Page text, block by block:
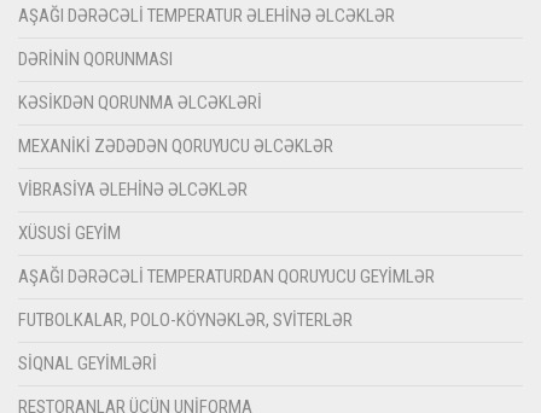
AŞAĞI DƏRƏCƏLI TEMPERATUR ƏLEHINƏ ƏLCƏKLƏR
DƏRININ QORUNMASI
KƏSIKDƏN QORUNMA ƏLCƏKLƏRI
MEXANIKI ZƏDƏDƏN QORUYUCU ƏLCƏKLƏR
VIBRASIYA ƏLEHINƏ ƏLCƏKLƏR
XÜSUSI GEYIM
AŞAĞI DƏRƏCƏLI TEMPERATURDAN QORUYUCU GEYIMLƏR
FUTBOLKALAR, POLO-KÖYNƏKLƏR, SVITERLƏR
SIQNAL GEYIMLƏRI
RESTORANLAR ÜÇÜN UNIFORMA